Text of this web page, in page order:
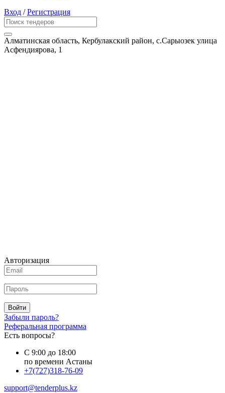
Вход /Регистрация
Алматинская область, Кербулакский район, с.Сарыозек улица
Асфендиярова, 1
Авторизация
Войти
Забыли пароль?
Реферальная программа
Есть вопросы?
С 9:00 до 18:00
по времени Астаны
+7(727)318-76-09
support@tenderplus.kz